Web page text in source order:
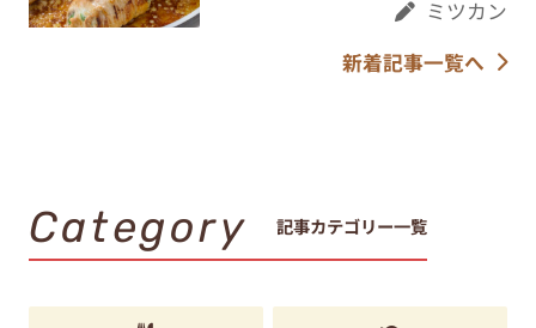
ミツカン
新着記事一覧へ
Category 記事カテゴリー一覧